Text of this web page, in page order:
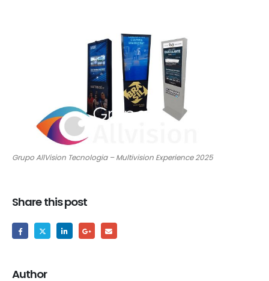
Grupo AllVision Tecnologia – Multivision Experience 2025
Share this post
Author